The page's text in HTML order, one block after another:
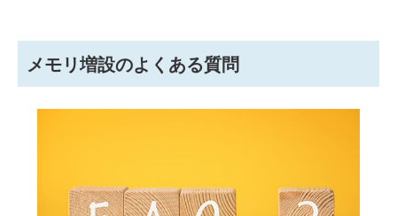
メモリ増設のよくある質問